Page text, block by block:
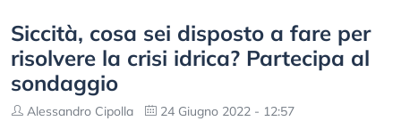
Siccità, cosa sei disposto a fare per
risolvere la crisi idrica? Partecipa al
sondaggio
Alessandro Cipolla 24 Giugno 2022 - 12:57